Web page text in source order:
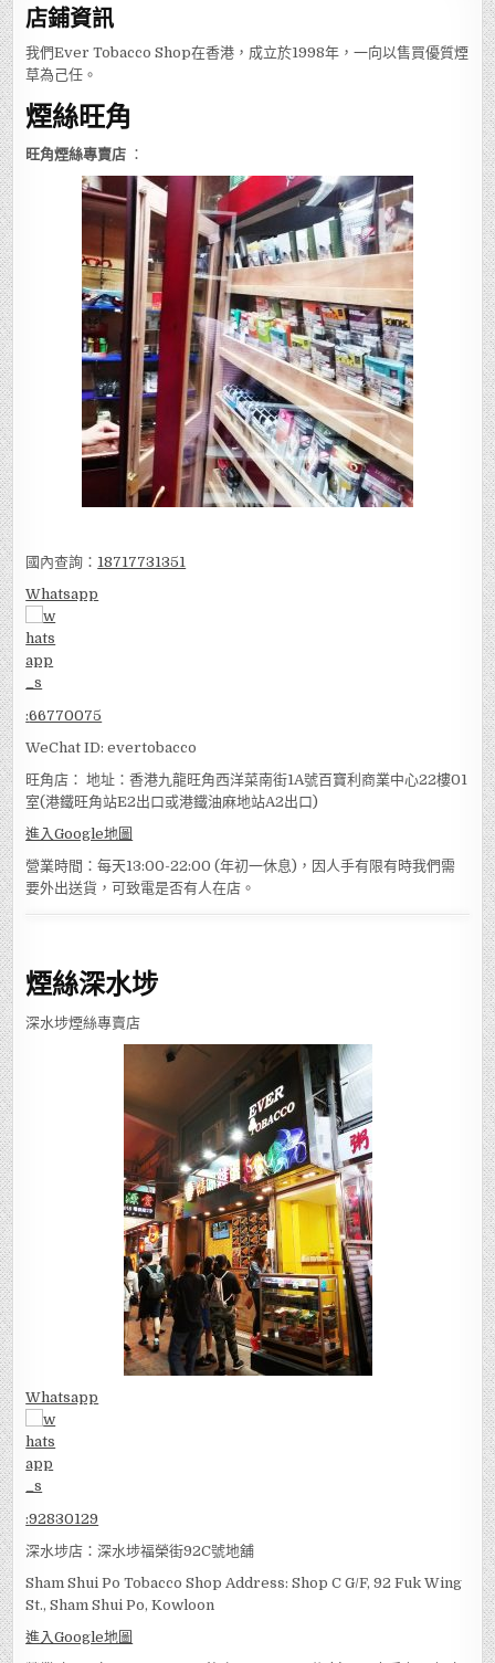
店鋪資訊
我們Ever Tobacco Shop在香港，成立於1998年，一向以售買優質煙
草為己任。
煙絲旺角
旺角煙絲專賣店 ：
國內查詢： 18717731351
Whatsapp
:66770075
WeChat ID: evertobacco
旺角店： 地址：香港九龍旺角西洋菜南街1A號百寶利商業中心22樓01
室(港鐵旺角站E2出口或港鐵油麻地站A2出口)
進入Google地圖
營業時間：每天13:00-22:00 (年初一休息)，因人手有限有時我們需
要外出送貨，可致電是否有人在店。
煙絲深水埗
深水埗煙絲專賣店
Whatsapp
:92830129
深水埗店：深水埗福榮街92C號地舖
Sham Shui Po Tobacco Shop Address: Shop C G/F, 92 Fuk Wing
St., Sham Shui Po, Kowloon
進入Google地圖